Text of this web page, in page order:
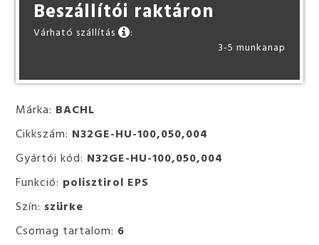
Márka: BACHL
Cikkszám: N32GE-HU-100,050,004
Gyártói kód: N32GE-HU-100,050,004
Funkció: polisztirol EPS
Szín: szürke
Csomag tartalom: 6
Beszállítói raktáron
Várható szállítás
:
3-5 munkanap